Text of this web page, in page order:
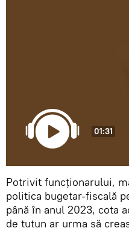
01:31
Potrivit funcționarului,
politica bugetar-fiscală
până în anul 2023, cota
de tutun ar urma să